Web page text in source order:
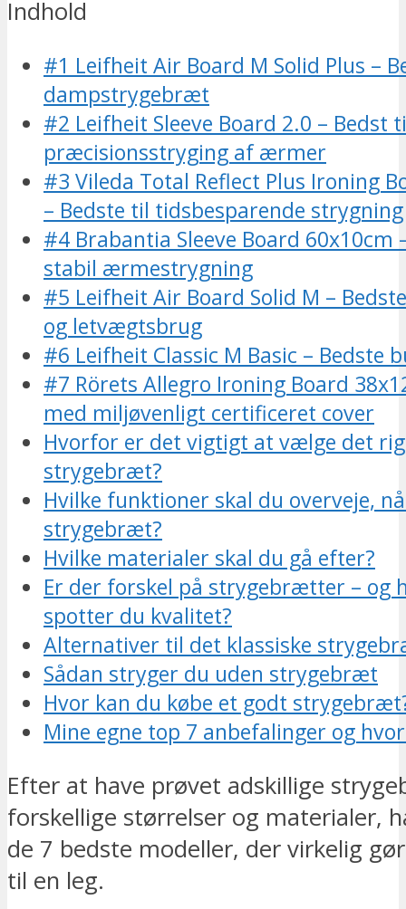
Indhold
#1 Leifheit Air Board M Solid Plus –
dampstrygebræt
#2 Leifheit Sleeve Board 2.0 – Bedst
præcisionsstryging af ærmer
#3 Vileda Total Reflect Plus Ironing
– Bedste til tidsbesparende strygning
#4 Brabantia Sleeve Board 60x10cm
stabil ærmestrygning
#5 Leifheit Air Board Solid M –
og letvægtsbrug
#6 Leifheit Classic M Basic – Bedste
#7 Rörets Allegro Ironing Board
med miljøvenligt certificeret cover
Hvorfor er det vigtigt at vælge det
strygebræt?
Hvilke funktioner skal du overveje,
strygebræt?
Hvilke materialer skal du gå efter?
Er der forskel på strygebrætter – og
spotter du kvalitet?
Alternativer til det klassiske
Sådan stryger du uden strygebræt
Hvor kan du købe et godt
Mine egne top 7 anbefalinger og
Efter at have prøvet adskillige
forskellige størrelser og materialer,
de 7 bedste modeller, der virkelig
til en leg.